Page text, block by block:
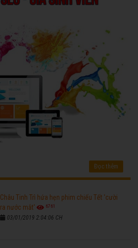
Đọc thêm
Châu Tinh Trì hứa hẹn phim chiếu Tết 'cười
ra nước mắt'
6761
03/01/2019 2:04:06 CH